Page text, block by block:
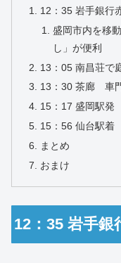
12：35 岩手銀行
盛岡市内を移
し」が便利
13：05 南昌荘で
13：30 茶廊 車
15：17 盛岡駅発
15：56 仙台駅着
まとめ
おまけ
12：35 岩手